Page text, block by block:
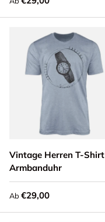
Vintage Herren T-Shirt
Armbanduhr
Ab Normaler Preis
€29,00